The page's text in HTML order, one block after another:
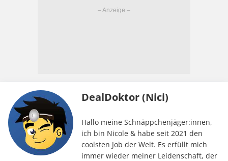
DealDoktor (Nici)
Hallo meine Schnäppchenjäger:innen,
ich bin Nicole & habe seit 2021 den
coolsten Job der Welt. Es erfüllt mich
immer wieder meiner Leidenschaft, der